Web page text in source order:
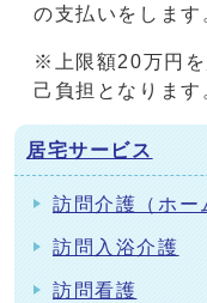
の支払いをします
※上限額20万円を
己負担となります
居宅サービス
訪問介護（ホー
訪問入浴介護
訪問看護